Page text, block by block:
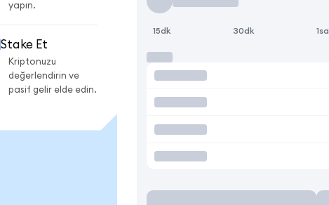
yapın.
Stake Et
Kriptonuzu
değerlendirin ve
pasif gelir elde edin.
15dk 30dk 1sa